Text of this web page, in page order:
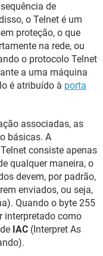
de
o Telnet é um
proteção, o que
na rede, ou
o protocolo Telnet
a uma máquina
é atribuído à porta
associadas, as
básicas. A
consiste apenas
qualquer maneira, o
devem, por padrão,
enviados, ou seja,
Quando o byte 255
interpretado como
IAC (Interpret As